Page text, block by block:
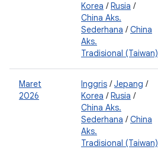
Korea /Rusia /
China Aks.
Sederhana /China
Aks.
Tradisional (Taiwan)
Maret
2026
Inggris /Jepang /
Korea /Rusia /
China Aks.
Sederhana /China
Aks.
Tradisional (Taiwan)